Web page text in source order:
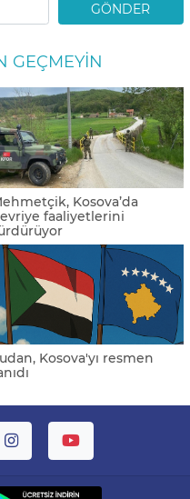
GÖNDER
GEÇMEYIN
Kosova’da
faaliyetlerini
Kosova'yı resmen